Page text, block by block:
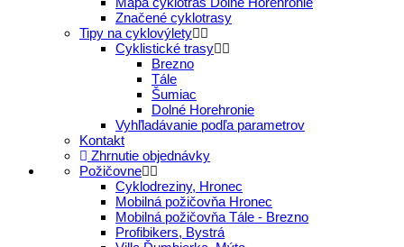
Značené cyklotrasy
Tipy na cyklovýlety
Cyklistické trasy
Brezno
Tále
Šumiac
Dolné Horehronie
Vyhľladávanie podľa parametrov
Kontakt
Zhrnutie objednávky
Požičovne
Cyklodreziny, Hronec
Mobilná požičovňa Hronec
Mobilná požičovňa Tále - Brezno
Profibikers, Bystrá